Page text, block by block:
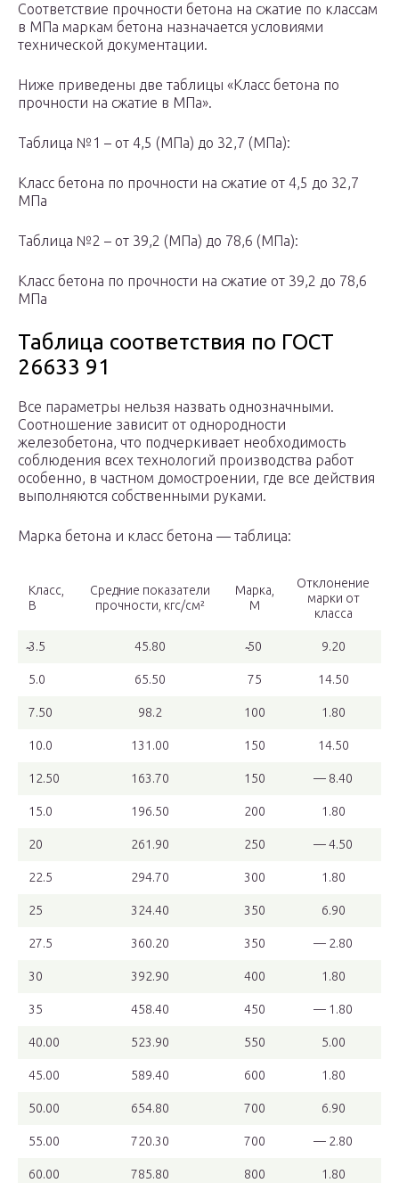
Соответствие прочности бетона на сжатие по классам
в МПа маркам бетона назначается условиями
технической документации.
Ниже приведены две таблицы «Класс бетона по
прочности на сжатие в МПа».
Таблица №1 – от 4,5 (МПа) до 32,7 (МПа):
Класс бетона по прочности на сжатие от 4,5 до 32,7
МПа
Таблица №2 – от 39,2 (МПа) до 78,6 (МПа):
Класс бетона по прочности на сжатие от 39,2 до 78,6
МПа
Таблица соответствия по ГОСТ
26633 91
Все параметры нельзя назвать однозначными.
Соотношение зависит от однородности
железобетона, что подчеркивает необходимость
соблюдения всех технологий производства работ
особенно, в частном домостроении, где все действия
выполняются собственными руками.
Марка бетона и класс бетона — таблица:
Класс,
В
Средние показатели
прочности, кгс/см²
Марка,
М
Отклонение
марки от
класса
̴3.5 45.80 ̴50 9.20
5.0 65.50 75 14.50
7.50 98.2 100 1.80
10.0 131.00 150 14.50
12.50 163.70 150 — 8.40
15.0 196.50 200 1.80
20 261.90 250 — 4.50
22.5 294.70 300 1.80
25 324.40 350 6.90
27.5 360.20 350 — 2.80
30 392.90 400 1.80
35 458.40 450 — 1.80
40.00 523.90 550 5.00
45.00 589.40 600 1.80
50.00 654.80 700 6.90
55.00 720.30 700 — 2.80
60.00 785.80 800 1.80